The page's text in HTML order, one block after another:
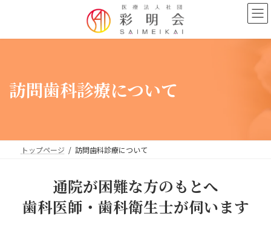
ン
ー
訪問歯科診療について
トップページ 訪問歯科診療について
通院が困難な方のもとへ
歯科医師・歯科衛生士が伺います